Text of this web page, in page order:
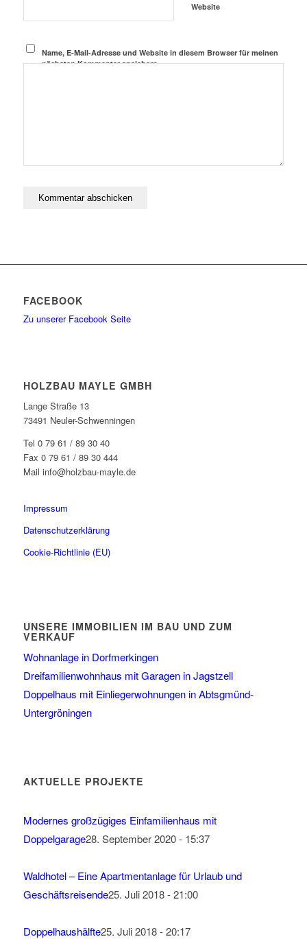
Website
Name, E-Mail-Adresse und Website in diesem Browser für meinen
nächsten Kommentar speichern.
FACEBOOK
Zu unserer Facebook Seite
HOLZBAU MAYLE GMBH
Lange Straße 13
73491 Neuler-Schwenningen
Tel 0 79 61 / 89 30 40
Fax 0 79 61 / 89 30 444
Mail info@holzbau-mayle.de
Impressum
Datenschutzerklärung
Cookie-Richtlinie (EU)
UNSERE IMMOBILIEN IM BAU UND ZUM
VERKAUF
Wohnanlage in Dorfmerkingen
Dreifamilienwohnhaus mit Garagen in Jagstzell
Doppelhaus mit Einliegerwohnungen in Abtsgmünd-
Untergröningen
AKTUELLE PROJEKTE
Modernes großzügiges Einfamilienhaus mit
Doppelgarage28. September 2020 - 15:37
Waldhotel – Eine Apartmentanlage für Urlaub und
Geschäftsreisende25. Juli 2018 - 21:00
Doppelhaushälfte25. Juli 2018 - 20:17